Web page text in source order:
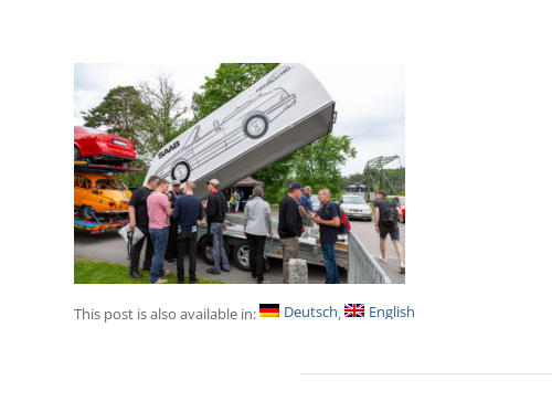
This post is also available in: Deutsch English